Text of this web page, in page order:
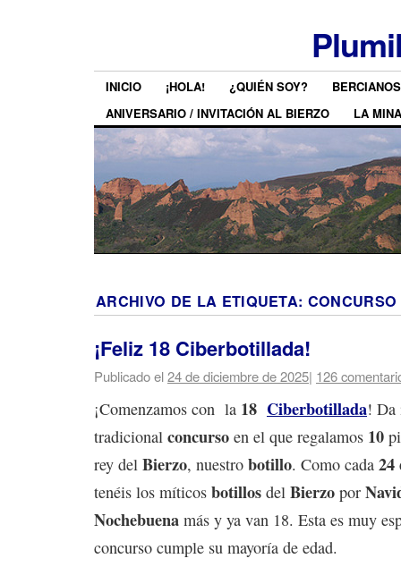
INICIO ¡HOLA! ¿QUIÉN SOY?
ANIVERSARIO / INVITACIÓN AL BIERZO
LA MINA
ARCHIVO DE LA ETIQUETA: CONCURSO
¡Feliz 18 Ciberbotillada!
Publicado el24 de diciembre de 2025| 126
¡Comenzamos con la 18 Ciberbotillada! Da
tradicional concurso en el que regalamos 10
rey del Bierzo, nuestro botillo. Como cada 24
tenéis los míticos botillos del Bierzo por
Nochebuena más y ya van 18. Esta es muy
concurso cumple su mayoría de edad.